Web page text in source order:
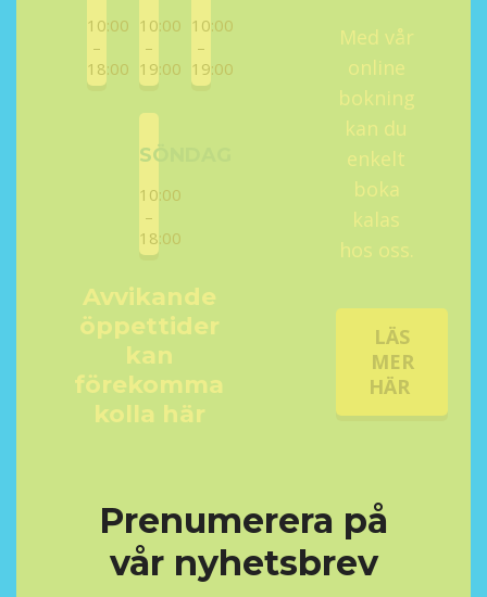
10:00
–
18:00
10:00
–
19:00
10:00
–
19:00
SÖNDAG
10:00
–
18:00
Avvikande
öppettider
kan
förekomma
kolla här
Med vår
online
bokning
kan du
enkelt
boka
kalas
hos oss.
LÄS
MER
HÄR
Prenumerera på
vår nyhetsbrev